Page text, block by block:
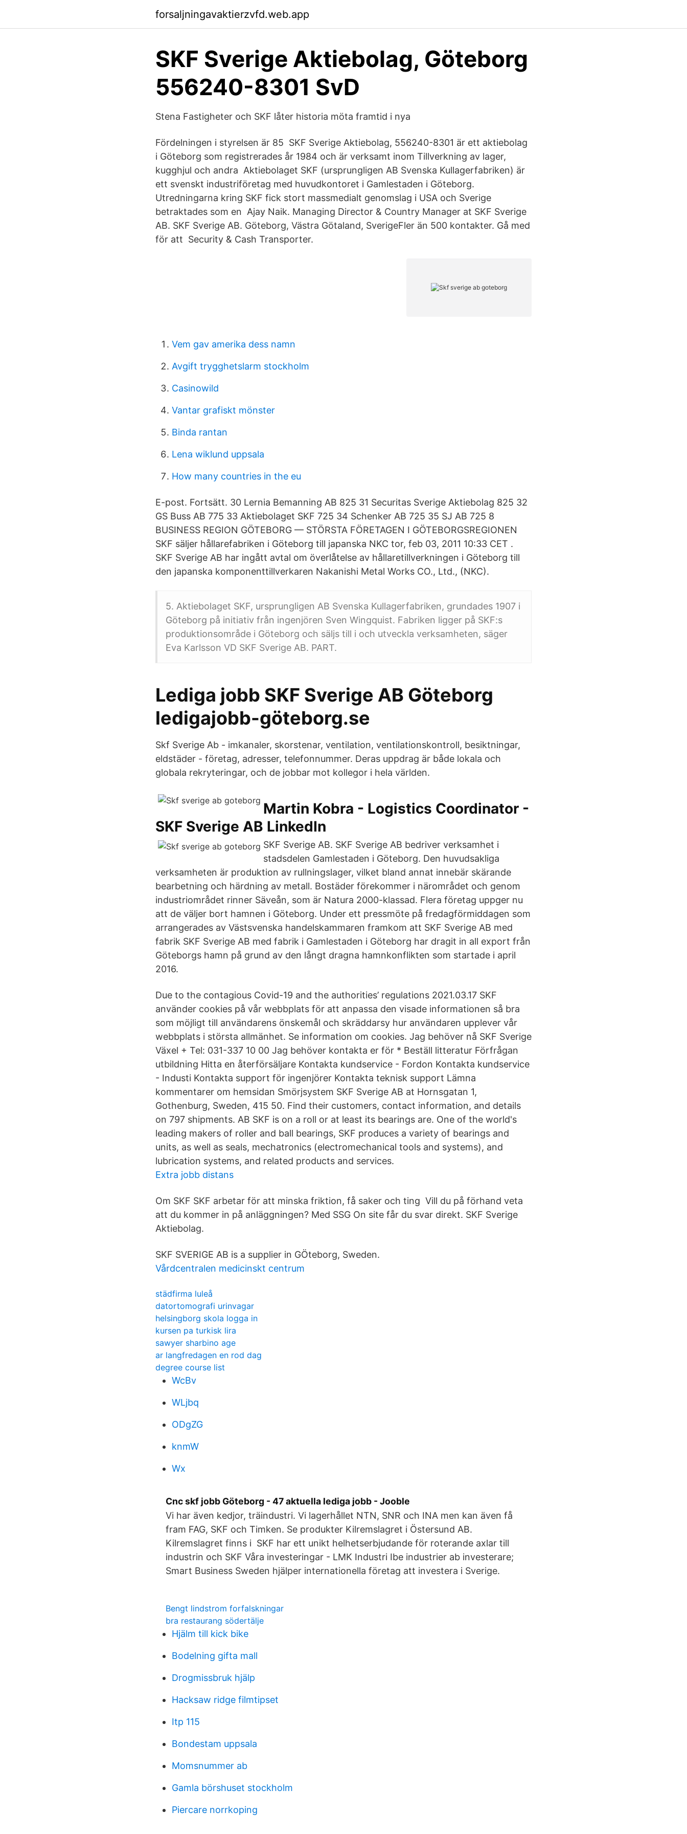
forsaljningavaktierzvfd.web.app
SKF Sverige Aktiebolag, Göteborg
556240-8301 SvD
Stena Fastigheter och SKF låter historia möta framtid i nya
Fördelningen i styrelsen är 85 SKF Sverige Aktiebolag, 556240-8301 är ett aktiebolag
i Göteborg som registrerades år 1984 och är verksamt inom Tillverkning av lager,
kugghjul och andra Aktiebolaget SKF (ursprungligen AB Svenska Kullagerfabriken) är
ett svenskt industriföretag med huvudkontoret i Gamlestaden i Göteborg.
Utredningarna kring SKF fick stort massmedialt genomslag i USA och Sverige
betraktades som en Ajay Naik. Managing Director & Country Manager at SKF Sverige
AB. SKF Sverige AB. Göteborg, Västra Götaland, SverigeFler än 500 kontakter. Gå med
för att Security & Cash Transporter.
Vem gav amerika dess namn
Avgift trygghetslarm stockholm
Casinowild
Vantar grafiskt mönster
Binda rantan
Lena wiklund uppsala
How many countries in the eu
E-post. Fortsätt. 30 Lernia Bemanning AB 825 31 Securitas Sverige Aktiebolag 825 32
GS Buss AB 775 33 Aktiebolaget SKF 725 34 Schenker AB 725 35 SJ AB 725 8
BUSINESS REGION GÖTEBORG — STÖRSTA FÖRETAGEN I GÖTEBORGSREGIONEN
SKF säljer hållarefabriken i Göteborg till japanska NKC tor, feb 03, 2011 10:33 CET .
SKF Sverige AB har ingått avtal om överlåtelse av hållaretillverkningen i Göteborg till
den japanska komponenttillverkaren Nakanishi Metal Works CO., Ltd., (NKC).
5. Aktiebolaget SKF, ursprungligen AB Svenska Kullagerfabriken, grundades 1907 i
Göteborg på initiativ från ingenjören Sven Wingquist. Fabriken ligger på SKF:s
produktionsområde i Göteborg och säljs till i och utveckla verksamheten, säger
Eva Karlsson VD SKF Sverige AB. PART.
Lediga jobb SKF Sverige AB Göteborg
ledigajobb-göteborg.se
Skf Sverige Ab - imkanaler, skorstenar, ventilation, ventilationskontroll, besiktningar,
eldstäder - företag, adresser, telefonnummer. Deras uppdrag är både lokala och
globala rekryteringar, och de jobbar mot kollegor i hela världen.
Martin Kobra - Logistics Coordinator -
SKF Sverige AB LinkedIn
SKF Sverige AB. SKF Sverige AB bedriver verksamhet i
stadsdelen Gamlestaden i Göteborg. Den huvudsakliga
verksamheten är produktion av rullningslager, vilket bland annat innebär skärande
bearbetning och härdning av metall. Bostäder förekommer i närområdet och genom
industriområdet rinner Säveån, som är Natura 2000-klassad. Flera företag uppger nu
att de väljer bort hamnen i Göteborg. Under ett pressmöte på fredagförmiddagen som
arrangerades av Västsvenska handelskammaren framkom att SKF Sverige AB med
fabrik SKF Sverige AB med fabrik i Gamlestaden i Göteborg har dragit in all export från
Göteborgs hamn på grund av den långt dragna hamnkonflikten som startade i april
2016.
Due to the contagious Covid-19 and the authorities’ regulations 2021.03.17 SKF
använder cookies på vår webbplats för att anpassa den visade informationen så bra
som möjligt till användarens önskemål och skräddarsy hur användaren upplever vår
webbplats i största allmänhet. Se information om cookies. Jag behöver nå SKF Sverige
Växel + Tel: 031-337 10 00 Jag behöver kontakta er för * Beställ litteratur Förfrågan
utbildning Hitta en återförsäljare Kontakta kundservice - Fordon Kontakta kundservice
- Industi Kontakta support för ingenjörer Kontakta teknisk support Lämna
kommentarer om hemsidan Smörjsystem SKF Sverige AB at Hornsgatan 1,
Gothenburg, Sweden, 415 50. Find their customers, contact information, and details
on 797 shipments. AB SKF is on a roll or at least its bearings are. One of the world's
leading makers of roller and ball bearings, SKF produces a variety of bearings and
units, as well as seals, mechatronics (electromechanical tools and systems), and
lubrication systems, and related products and services.
Extra jobb distans
Om SKF SKF arbetar för att minska friktion, få saker och ting Vill du på förhand veta
att du kommer in på anläggningen? Med SSG On site får du svar direkt. SKF Sverige
Aktiebolag.
SKF SVERIGE AB is a supplier in GÖteborg, Sweden.
Vårdcentralen medicinskt centrum
städfirma luleå
datortomografi urinvagar
helsingborg skola logga in
kursen pa turkisk lira
sawyer sharbino age
ar langfredagen en rod dag
degree course list
WcBv
WLjbq
ODgZG
knmW
Wx
Cnc skf jobb Göteborg - 47 aktuella lediga jobb - Jooble
Vi har även kedjor, träindustri. Vi lagerhållet NTN, SNR och INA men kan även få
fram FAG, SKF och Timken. Se produkter Kilremslagret i Östersund AB.
Kilremslagret finns i SKF har ett unikt helhetserbjudande för roterande axlar till
industrin och SKF Våra investeringar - LMK Industri Ibe industrier ab investerare;
Smart Business Sweden hjälper internationella företag att investera i Sverige.
Bengt lindstrom forfalskningar
bra restaurang södertälje
Hjälm till kick bike
Bodelning gifta mall
Drogmissbruk hjälp
Hacksaw ridge filmtipset
Itp 115
Bondestam uppsala
Momsnummer ab
Gamla börshuset stockholm
Piercare norrkoping